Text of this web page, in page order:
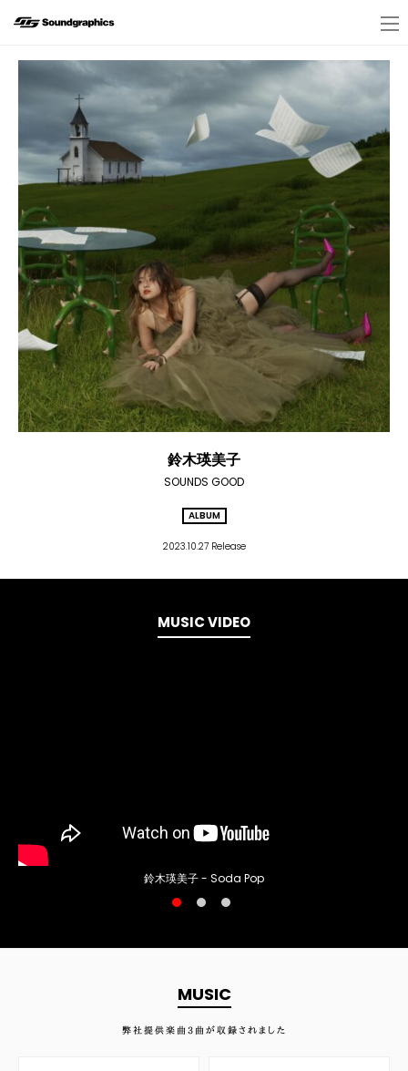
鈴木瑛美子
SOUNDS GOOD
ALBUM
2023.10.27 Release
MUSIC VIDEO
鈴木瑛美子 - Soda Pop
MUSIC
弊社提供楽曲 3 曲が収録されました